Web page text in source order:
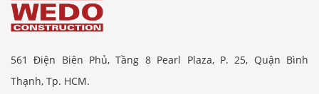
561 Điện Biên Phủ, Tầng 8 Pearl Plaza, P. 25, Quận Bình
Thạnh, Tp. HCM.